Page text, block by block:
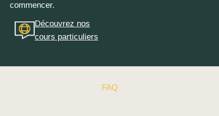
commencer.
Découvrez nos
cours particuliers
FAQ